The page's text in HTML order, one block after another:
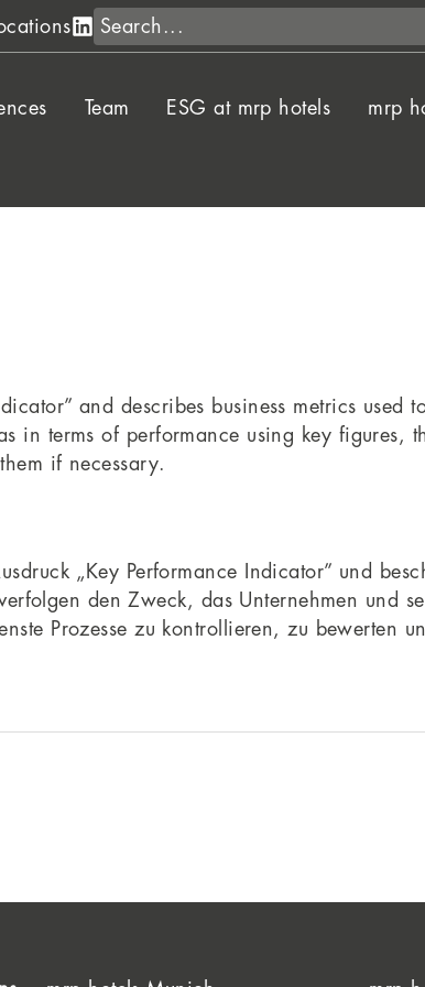
Search
Team ESG at mrp hotels mrp
and describes business metrics used
in terms of performance using key
if necessary.
„Key Performance Indicator” und
den Zweck, das Unternehmen und
Prozesse zu kontrollieren, zu bewerten